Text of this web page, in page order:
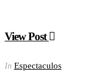
View Post
In Espectaculos